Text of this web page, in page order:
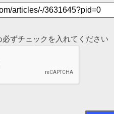
ずチェックを入れてください